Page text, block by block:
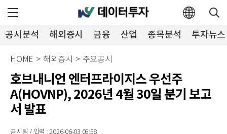
공시분석 해외증시 금융 산업 종목분석 투자뉴스
HOME > 해외증시 > 주요공시
호브내니언 엔터프라이지스 우선주
A(HOVNP), 2026년 4월 30일 분기 보고
서 발표
공시팀 / 입력 : 2026-06-03 05:58